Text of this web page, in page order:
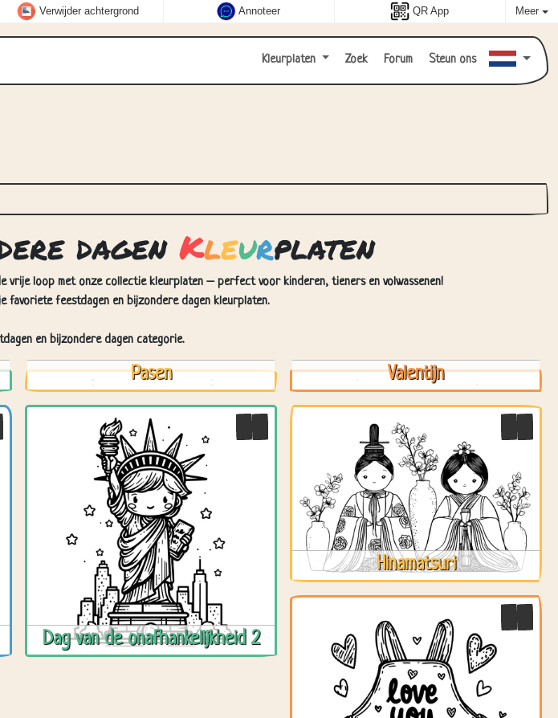
Verwijder achtergrond Annoteer QR App Meer
Kleurplaten Zoek Forum Steun ons
dagen Kleurplaten
loop met onze collectie kleurplaten – perfect voor kinderen, tieners en volwassenen!
favoriete feestdagen en bijzondere dagen kleurplaten.
en bijzondere dagen categorie.
Pasen Valentijn
Dag van de onafhankelijkheid 2
Hinamatsuri